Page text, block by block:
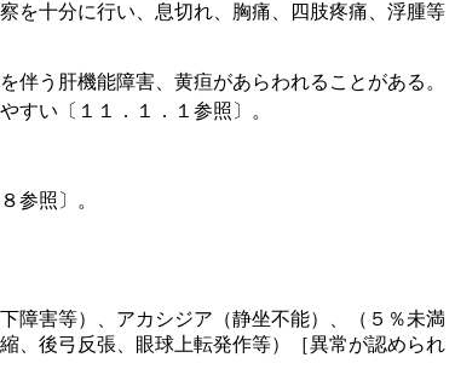
すい〔１１．１．１参照〕。
参照〕。
を十分に行い、息切れ、胸痛、四肢疼痛、浮腫等
う肝機能障害、黄疸があらわれることがある。
障害等）、アカシジア（静坐不能）、（５％未満
、後弓反張、眼球上転発作等）［異常が認められ